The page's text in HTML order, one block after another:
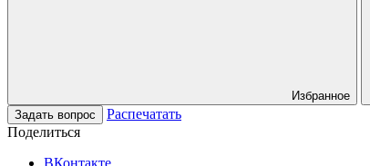
Избранное
Задать вопрос
Распечатать
Поделиться
ВКонтакте